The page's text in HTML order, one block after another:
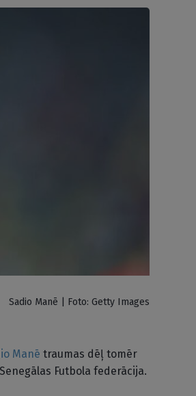
Sadio Manē | Foto: Getty Images
Manē traumas dēļ tomēr
Senegālas Futbola federācija.